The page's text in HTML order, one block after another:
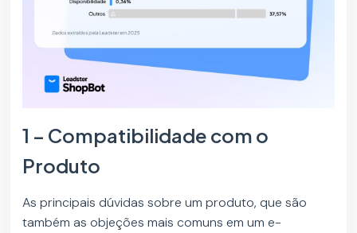
1 – Compatibilidade com o
Produto
As principais dúvidas sobre um produto, que são
também as objeções mais comuns em um e-